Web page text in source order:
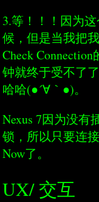
3.等！！！因为
候，但是当我把
Check
钟就终于受不了
哈哈(●´∀｀●)。
Nexus 7因为没有
锁，所以只要连
Now了。
UX/ 交互